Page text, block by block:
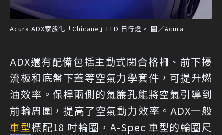
Acura ADX家族化「Chicane」LED 日行燈。 圖／Acura
ADX還有配備包括主動式閉合格柵、前下擾
流板和底盤下蓋等空氣力學套件，可提升燃
油效率。保桿兩側的氣簾孔能將空氣引導到
前輪周圍，提高了空氣動力效率。ADX一般
車型標配18 吋輪圈，A-Spec 車型的輪圈尺